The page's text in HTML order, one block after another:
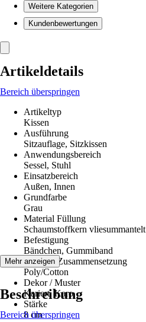
Weitere Kategorien
Kundenbewertungen
Artikeldetails
Bereich überspringen
Artikeltyp
Kissen
Ausführung
Sitzauflage, Sitzkissen
Anwendungsbereich
Sessel, Stuhl
Einsatzbereich
Außen, Innen
Grundfarbe
Grau
Material Füllung
Schaumstoffkern vliesummantelt
Befestigung
Bändchen, Gummiband
Material-Zusammensetzung
Poly/Cotton
Dekor / Muster
Kariert, Karo
Stärke
8 cm
Mehr anzeigen
Beschreibung
Bereich überspringen